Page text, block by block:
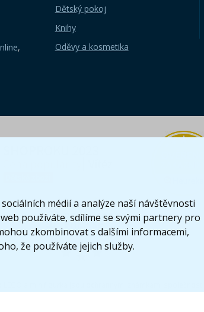
médií a analýze naší návštěvnosti
používáte, sdílíme se svými partnery pro
zkombinovat s dalšími informacemi,
že používáte jejich služby.
Dětský pokoj
Knihy
Oděvy a kosmetika
,